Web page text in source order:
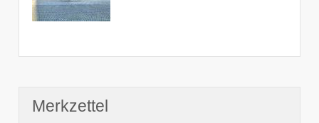
Merkzettel